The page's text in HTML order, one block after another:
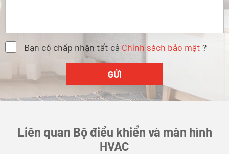
Bạn có chấp nhận tất cả Chính sách bảo mật ?
Liên quan Bộ điều khiển và màn hình
HVAC